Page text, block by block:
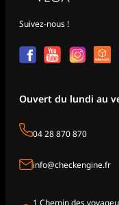
Suivez-nous !
Ouvert du lundi au
04 28 870 870
info@checkengine.fr
1 Chemin des